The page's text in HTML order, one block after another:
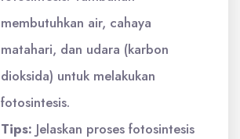
membutuhkan air, cahaya
matahari, dan udara (karbon
dioksida) untuk melakukan
fotosintesis.
Tips: Jelaskan proses fotosintesis